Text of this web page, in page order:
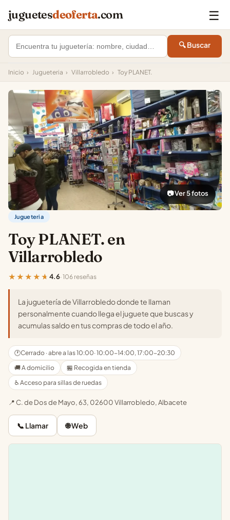
juguetesdeoferta.com ☰
🔍 Buscar
Inicio › Jugueteria › Villarrobledo › Toy PLANET.
📷 Ver 5 fotos
Jugueteria
Toy PLANET. en
Villarrobledo
★★★★★ 4.6· 106 reseñas
La juguetería de Villarrobledo donde te llaman
personalmente cuando llega el juguete que buscas y
acumulas saldo en tus compras de todo el año.
🕐Cerrado · abre a las 10:00· 10:00-14:00, 17:00-20:30
🚚 A domicilio
🏪 Recogida en tienda
♿ Acceso para sillas de ruedas
📍 C. de Dos de Mayo, 63, 02600 Villarrobledo, Albacete
📞 Llamar 🌐 Web